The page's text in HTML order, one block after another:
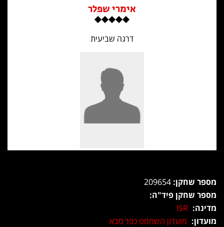
אימרי שפלר
דרגה שביעית
מספר שחקן:
מספר שחקן פיד"ה:
מדינה: ISR
מועדון: מועדון השחמט כפר סבא